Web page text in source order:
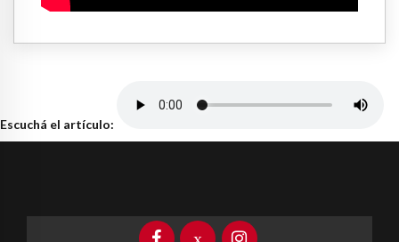
Escuchá el artículo: